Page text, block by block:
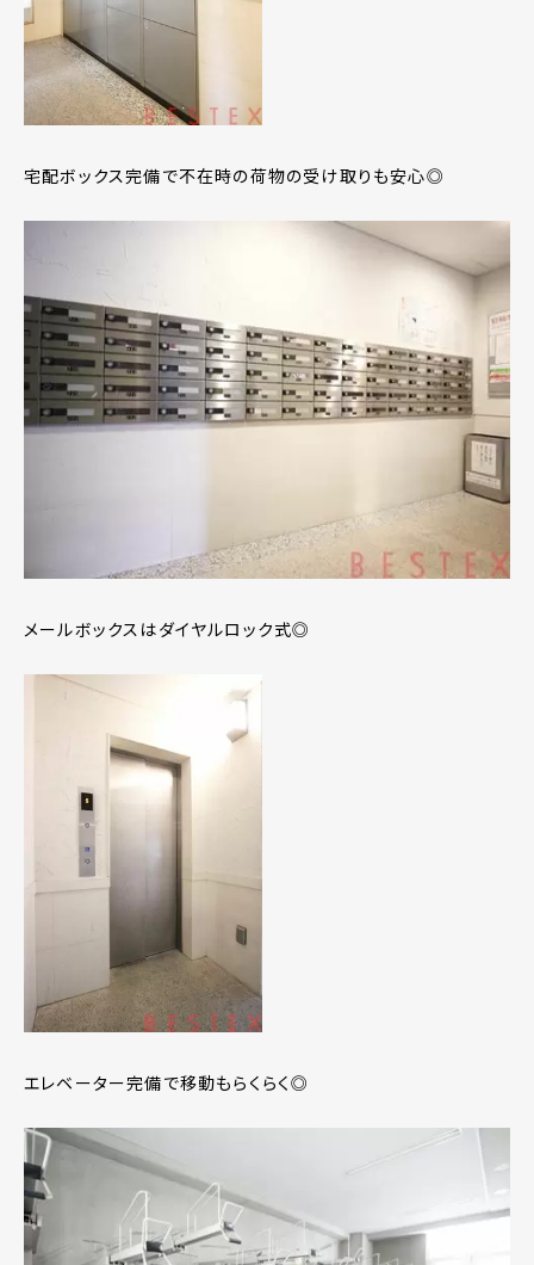
宅配ボックス完備で不在時の荷物の受け取りも安心◎
メールボックスはダイヤルロック式◎
エレベーター完備で移動もらくらく◎